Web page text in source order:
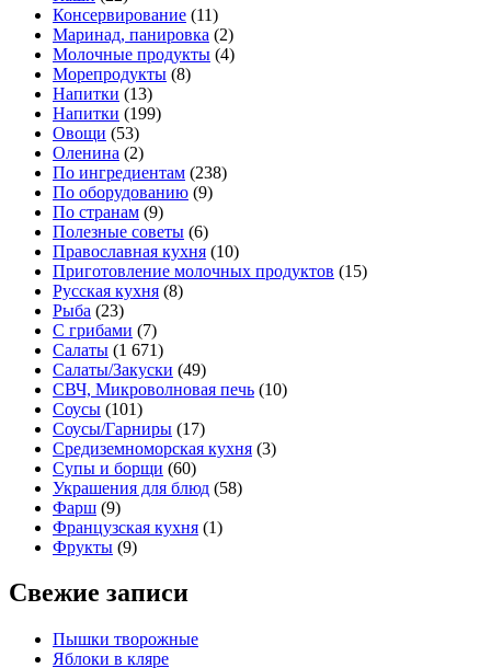
Консервирование (11)
Маринад, панировка (2)
Молочные продукты (4)
Морепродукты (8)
Напитки (13)
Напитки (199)
Овощи (53)
Оленина (2)
По ингредиентам (238)
По оборудованию (9)
По странам (9)
Полезные советы (6)
Православная кухня (10)
Приготовление молочных продуктов (15)
Русская кухня (8)
Рыба (23)
С грибами (7)
Салаты (1 671)
Салаты/Закуски (49)
СВЧ, Микроволновая печь (10)
Соусы (101)
Соусы/Гарниры (17)
Средиземноморская кухня (3)
Супы и борщи (60)
Украшения для блюд (58)
Фарш (9)
Французская кухня (1)
Фрукты (9)
Свежие записи
Пышки творожные
Яблоки в кляре